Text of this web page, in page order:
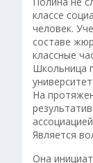
классе
человек.
составе
классные
Школьница
На
Является
Она